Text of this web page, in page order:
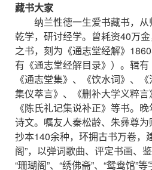
藏书大家
纳兰性德一生爱书藏书，从
乾学，研讨经学。曾耗资40万
之书，刻为《通志堂经解》
有《通志堂经解目录》）。辑
《通志堂集》、《饮水词》、
集仪萃言》、《删补大学义粹言
《陈氏礼记集说补正》等书。晚
诗文。嘱友人秦松龄、朱彝尊
抄本140余种，环拥古书万卷，
阁”，以弹词歌曲、评定书画、
“珊瑚阁”、“绣佛斋”、“鸳鸯馆”等